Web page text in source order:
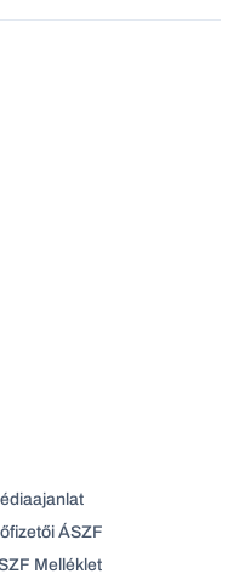
ÁSZF
Melléklet